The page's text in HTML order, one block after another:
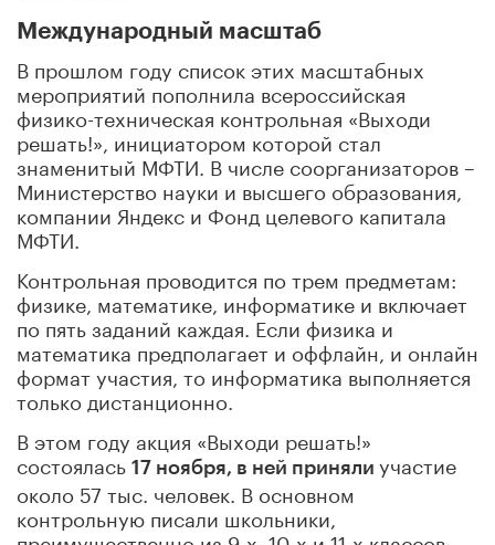
Международный масштаб
В прошлом году список этих масштабных
мероприятий пополнила всероссийская
физико-техническая контрольная «Выходи
решать!», инициатором которой стал
знаменитый МФТИ. В числе соорганизаторов –
Министерство науки и высшего образования,
компании Яндекс и Фонд целевого капитала
МФТИ.
Контрольная проводится по трем предметам:
физике, математике, информатике и включает
по пять заданий каждая. Если физика и
математика предполагает и оффлайн, и онлайн
формат участия, то информатика выполняется
только дистанционно.
В этом году акция «Выходи решать!»
состоялась 17 ноября, в ней приняли участие
около 57 тыс. человек. В основном
контрольную писали школьники,